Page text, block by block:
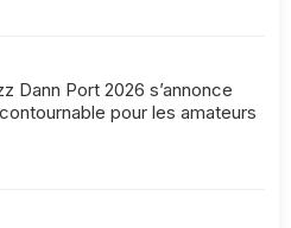
Dann Port 2026 s’annonce
pour les amateurs